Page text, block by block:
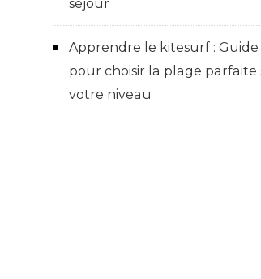
sejour
Apprendre le kitesurf :
pour choisir la plage parfaite
votre niveau